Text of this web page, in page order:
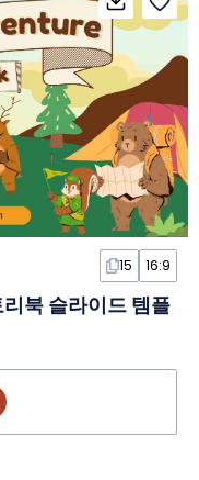
15 16:9
북 슬라이드 템플